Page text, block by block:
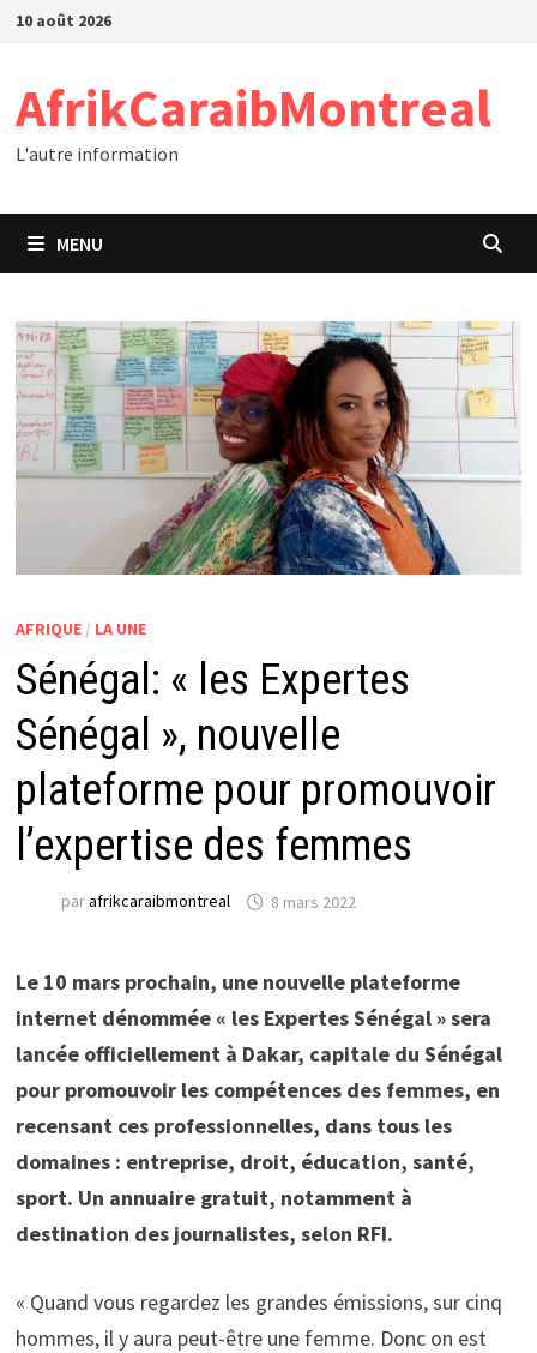
Passer
10 août 2026
AfrikCaraibMontreal
L'autre information
MENU
AFRIQUE/ LA UNE
Sénégal: « les Expertes
Sénégal », nouvelle
plateforme pour promouvoir
l’expertise des femmes
parafrikcaraibmontreal 8 mars 2022
Le 10 mars prochain, une nouvelle plateforme
internet dénommée « les Expertes Sénégal » sera
lancée officiellement à Dakar, capitale du Sénégal
pour promouvoir les compétences des femmes, en
recensant ces professionnelles, dans tous les
domaines : entreprise, droit, éducation, santé,
sport. Un annuaire gratuit, notamment à
destination des journalistes, selon RFI.
« Quand vous regardez les grandes émissions, sur cinq
hommes, il y aura peut-être une femme. Donc on est